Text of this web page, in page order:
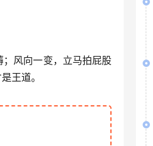
风向一变，立马拍屁股
王道。